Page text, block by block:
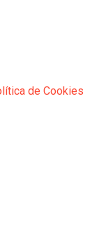
de Cookies